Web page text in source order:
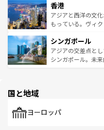
とつ。フォーやバ
ひ現地で味わいた
が旅行者を迎えて
参照してほしい。
の活気が交差して
帯で自然と触れ合
いビーチでリゾー
激する。気候は一
が待っている。親
た文化、そして多
香港
アジアと西洋の文
もっている。ヴィ
み、どこを訪れて
ており、効率よく
うな絶景から文化
シンガポール
アジアの交差点と
シンガポール。未
で、ホーカーズは
国と地域
ヨーロッパ